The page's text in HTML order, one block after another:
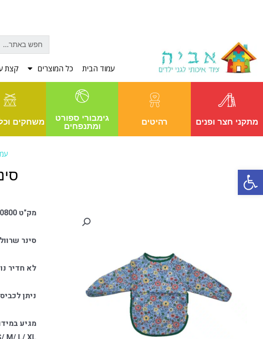
פתח סרגל נגישות
עמוד הבית כל המוצרים קצת
מתקני חצר ופנים רהיטים
גימבורי ספורט
ומתנפחים
משחקים
מק"ט 820800 – פרחים תכלת
סינר שרוול 2
לא חדיר
ניתן
מגיע